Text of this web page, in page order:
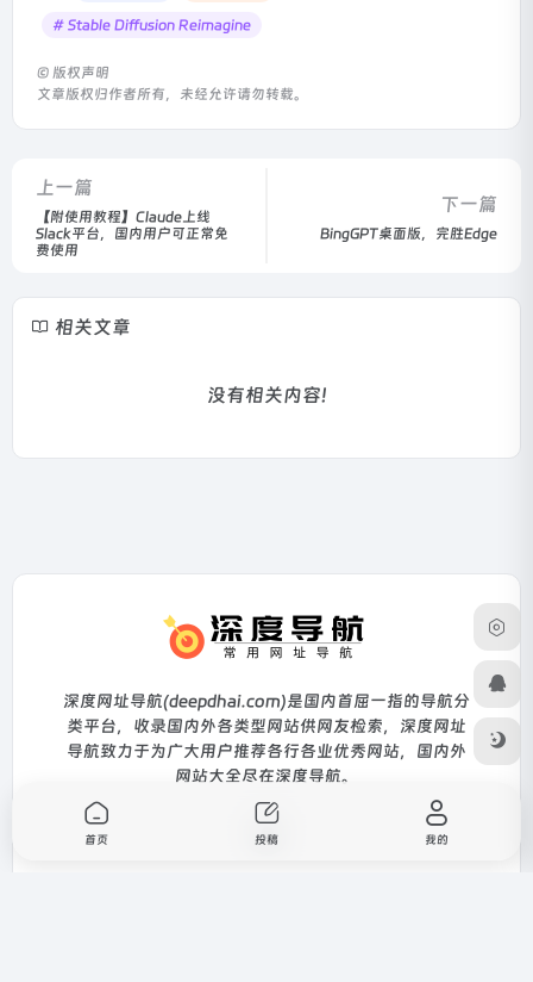
# Stable Diffusion Reimagine
© 版权声明
文章版权归作者所有，未经允许请勿转载。
上一篇
【附使用教程】Claude上线
Slack平台，国内用户可正常免
费使用
下一篇
BingGPT桌面版，完胜Edge
相关文章
没有相关内容!
深度网址导航(deepdhai.com)是国内首屈一指的导航分
类平台，收录国内外各类型网站供网友检索，深度网址
导航致力于为广大用户推荐各行各业优秀网站，国内外
网站大全尽在深度导航。
首页 投稿 我的